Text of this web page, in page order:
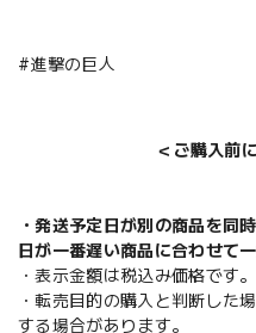
#進撃の巨人
＜ご購入前
・発送予定日が別の商品を同
日が一番遅い商品に合わせて
・表示金額は税込み価格です。
・転売目的の購入と判断した
する場合があります。